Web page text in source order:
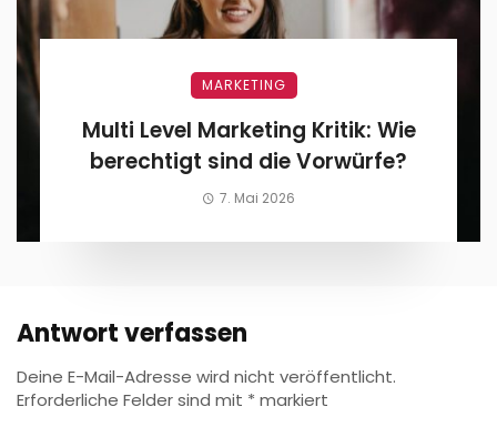
MARKETING
Multi Level Marketing Kritik: Wie
berechtigt sind die Vorwürfe?
7. Mai 2026
Antwort verfassen
Deine E-Mail-Adresse wird nicht veröffentlicht.
Erforderliche Felder sind mit * markiert